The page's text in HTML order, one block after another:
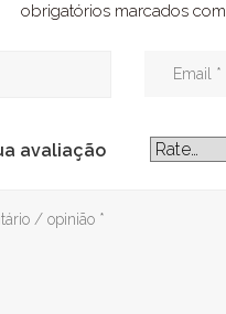
obrigatórios marcados com
avaliação